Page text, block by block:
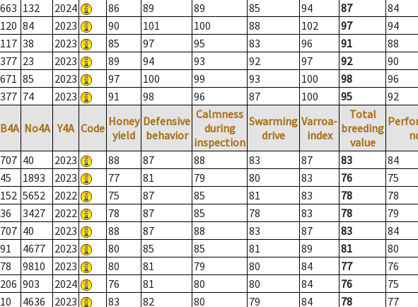
663 132 2024 86 89 89 85 94 87
84
120 84 2023 90 101 100 88 102 97
94
117 38 2023 85 97 95 83 96 91
88
377 23 2023 89 94 93 92 97 92
90
671 85 2023 97 100 99 93 100 98
96
377 74 2023 91 98 96 87 100 95 92
B4A No4A Y4A Code Honey
yield
Defensive
behavior
Calmness
during
inspection
Swarming
drive
Varroa-
index
Total
breeding
value
707 40 2023 88 87 88 83 87 83
84
45 1893 2023 77 81 79 80 83 76
75
152 5652 2022 75 87 85 81 83 78
78
36 3427 2022 78 87 85 78 83 78
79
707 40 2023 88 87 88 83 87 83
84
91 4677 2023 80 85 85 81 89 81
80
78 9810 2023 80 81 79 80 84 77
76
206 903 2024 76 81 80 80 84 76
75
10 4636 2023 83 82 80 79 84 78 77